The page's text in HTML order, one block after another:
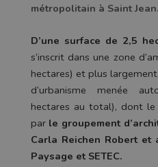
métropolitain à Saint Jean.
D’une surface de 2,5
s’inscrit dans une zone d’
hectares) et plus
d’urbanisme menée
hectares au total), dont
par le groupement d’
Carla Reichen Robert et
Paysage et SETEC.